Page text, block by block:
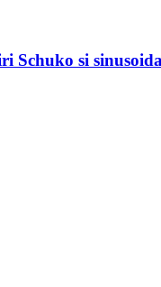
Schuko si